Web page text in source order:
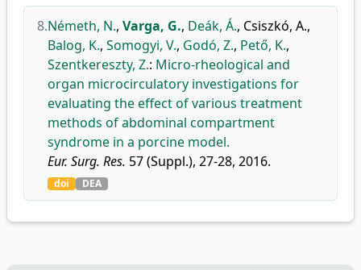
8.Németh, N., Varga, G., Deák, Á., Csiszkó, A.,
Balog, K., Somogyi, V., Godó, Z., Pető, K.,
Szentkereszty, Z.: Micro-rheological and
organ microcirculatory investigations for
evaluating the effect of various treatment
methods of abdominal compartment
syndrome in a porcine model.
Eur. Surg. Res. 57 (Suppl.), 27-28, 2016.
doi DEA